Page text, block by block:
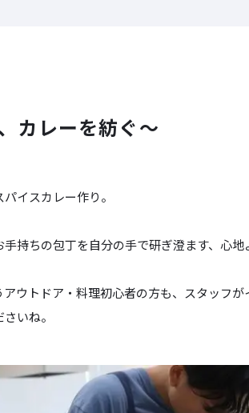
カレーを紡ぐ～
イスカレー作り。
持ちの包丁を自分の手で研ぎ澄ます、心
ウトドア・料理初心者の方も、スタッフ
いね。